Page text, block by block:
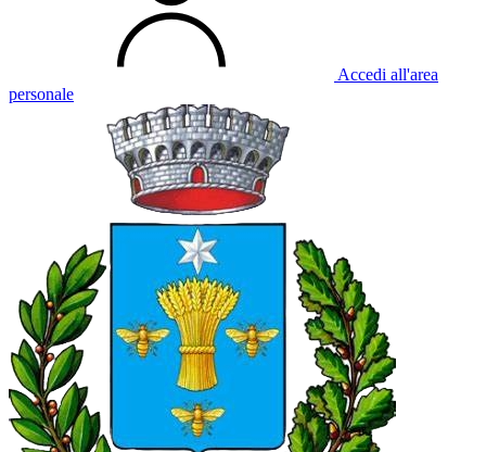
Accedi all'area
personale